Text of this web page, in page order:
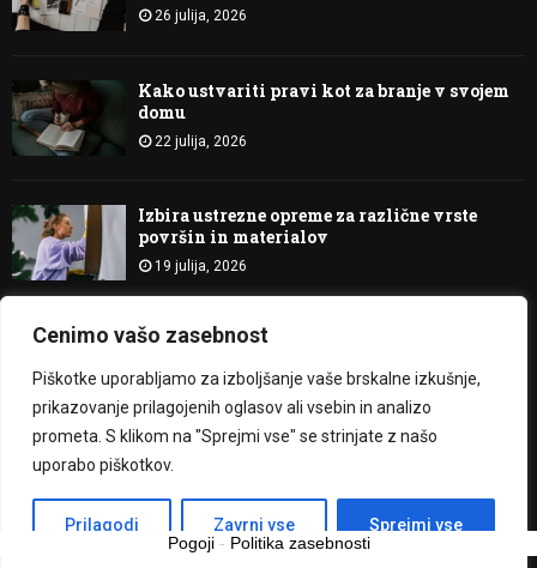
Cenimo vašo zasebnost
Piškotke uporabljamo za izboljšanje vaše brskalne izkušnje,
prikazovanje prilagojenih oglasov ali vsebin in analizo
prometa. S klikom na "Sprejmi vse" se strinjate z našo
uporabo piškotkov.
Prilagodi Zavrni vse Sprejmi vse
26 julija, 2026
Kako ustvariti pravi kot za branje v svojem
domu
22 julija, 2026
Izbira ustrezne opreme za različne vrste
površin in materialov
19 julija, 2026
O nas Kontakt
Pogoji- Politika zasebnosti